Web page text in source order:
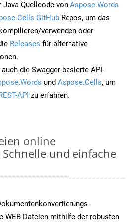
Java-Quellcode von Aspose.Words
GitHub Repos, um das
verwenden oder
Releases für alternative
die Swagger-basierte API-
und Aspose.Cells, um
API zu erfahren.
online
und einfache
WEB-Dateien mithilfe der robusten